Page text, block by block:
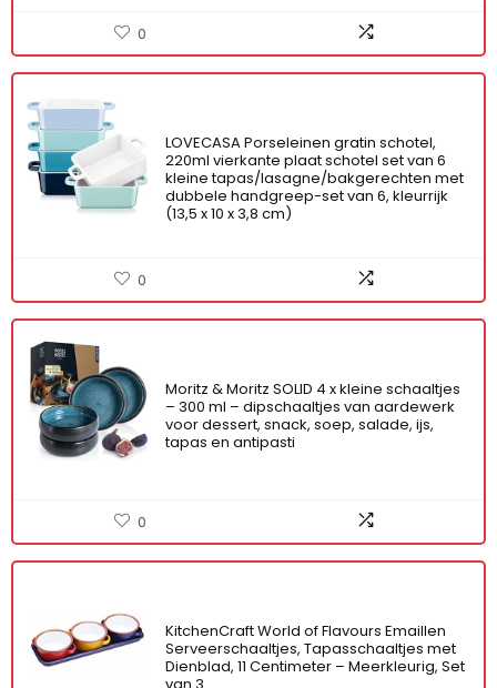
0
LOVECASA Porseleinen gratin schotel,
220ml vierkante plaat schotel set van 6
kleine tapas/lasagne/bakgerechten met
dubbele handgreep-set van 6, kleurrijk
(13,5 x 10 x 3,8 cm)
0
Moritz & Moritz SOLID 4 x kleine schaaltjes
– 300 ml – dipschaaltjes van aardewerk
voor dessert, snack, soep, salade, ijs,
tapas en antipasti
0
KitchenCraft World of Flavours Emaillen
Serveerschaaltjes, Tapasschaaltjes met
Dienblad, 11 Centimeter – Meerkleurig, Set
van 3